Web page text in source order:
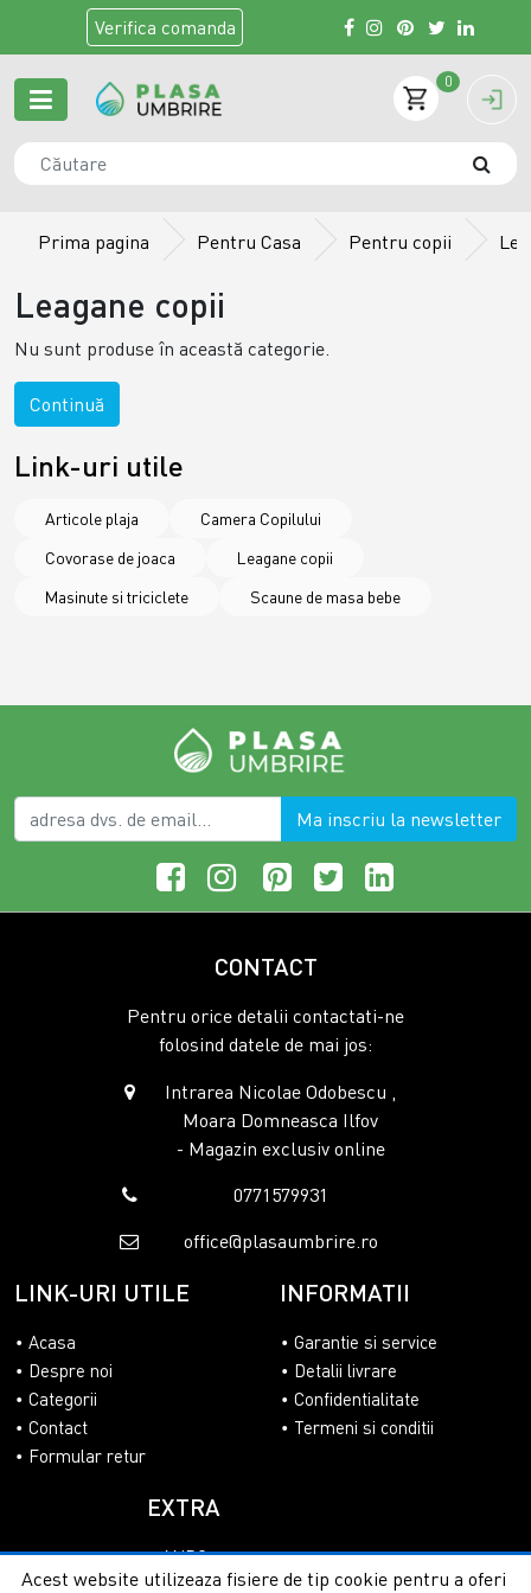
Verifica comanda
0
Prima pagina Pentru Casa Pentru copii
Leagane copii
Nu sunt produse în această categorie.
Continuă
Link-uri utile
Articole plaja
Camera Copilului
Covorase de joaca
Leagane copii
Masinute si triciclete
Scaune de masa bebe
Ma inscriu la newsletter
CONTACT
Pentru orice detalii contactati-ne
folosind datele de mai jos:
Intrarea Nicolae Odobescu ,
Moara Domneasca Ilfov
- Magazin exclusiv online
0771579931
office@plasaumbrire.ro
LINK-URI UTILE
Acasa
Despre noi
Categorii
Contact
Formular retur
INFORMATII
Garantie si service
Detalii livrare
Confidentialitate
Termeni si conditii
EXTRA
ANPC
SOL
Acest website utilizeaza fisiere de tip cookie pentru a oferi